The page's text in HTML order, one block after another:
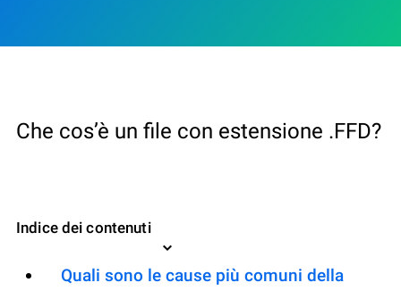
Che cos’è un file con estensione .FFD?
Indice dei contenuti
Quali sono le cause più comuni della